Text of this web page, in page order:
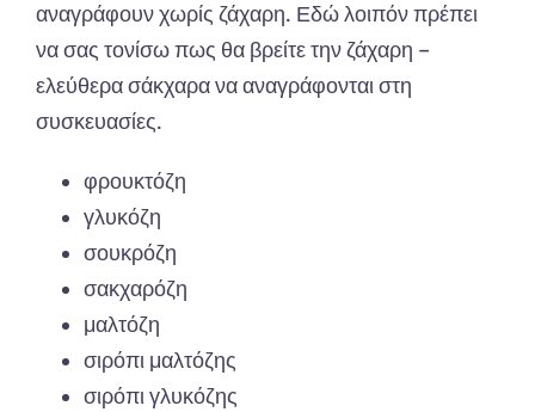
αναγράφουν χωρίς ζάχαρη. Εδώ λοιπόν πρέπει
να σας τονίσω πως θα βρείτε την ζάχαρη –
ελεύθερα σάκχαρα να αναγράφονται στη
συσκευασίες.
φρουκτόζη
γλυκόζη
σουκρόζη
σακχαρόζη
μαλτόζη
σιρόπι μαλτόζης
σιρόπι γλυκόζης